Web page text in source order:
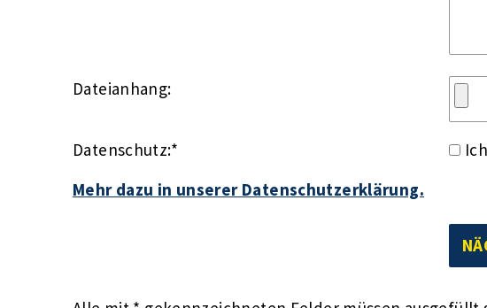
Dateianhang:
Datenschutz:*
Mehr dazu in unserer Datenschutzerklärung.